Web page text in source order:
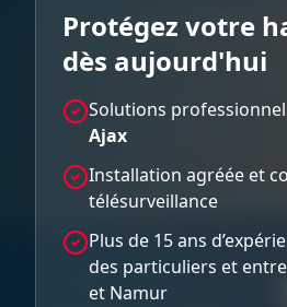
Protégez votre
dès aujourd'hui
Solutions
Ajax
Installation agréée et
télésurveillance
Plus de 15 ans
des particuliers et
et Namur